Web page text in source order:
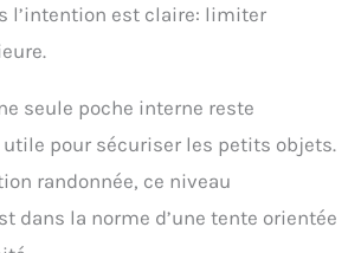
l’intention est claire: limiter
seule poche interne reste
pour sécuriser les petits objets.
randonnée, ce niveau
dans la norme d’une tente orientée